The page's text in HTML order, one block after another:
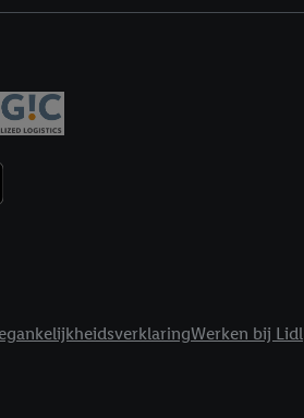
Werken bij Lidl